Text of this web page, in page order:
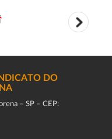
DO
– SP – CEP: